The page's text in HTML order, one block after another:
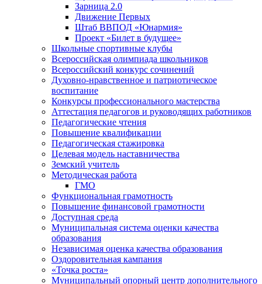
Зарница 2.0
Движение Первых
Штаб ВВПОД «Юнармия»
Проект «Билет в будущее»
Школьные спортивные клубы
Всероссийская олимпиада школьников
Всероссийский конкурс сочинений
Духовно-нравственное и патриотическое
воспитание
Конкурсы профессионального мастерства
Аттестация педагогов и руководящих работников
Педагогические чтения
Повышение квалификации
Педагогическая стажировка
Целевая модель наставничества
Земский учитель
Методическая работа
ГМО
Функциональная грамотность
Повышение финансовой грамотности
Доступная среда
Муниципальная система оценки качества
образования
Независимая оценка качества образования
Оздоровительная кампания
«Точка роста»
Муниципальный опорный центр дополнительного